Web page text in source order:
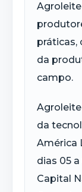
Agroleite
práticas,
da
campo.
Agroleite
da
América
dias 05 a
Capital